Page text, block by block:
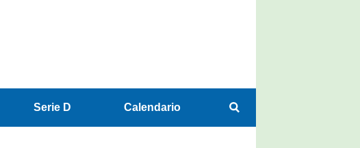
Serie D Calendario